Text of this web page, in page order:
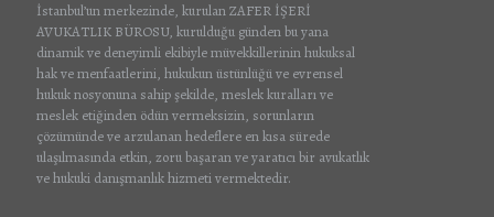
İstanbul’un merkezinde, kurulan ZAFER İŞERİ
AVUKATLIK BÜROSU, kurulduğu günden bu yana
dinamik ve deneyimli ekibiyle müvekkillerinin hukuksal
hak ve menfaatlerini, hukukun üstünlüğü ve evrensel
hukuk nosyonuna sahip şekilde, meslek kuralları ve
meslek etiğinden ödün vermeksizin, sorunların
çözümünde ve arzulanan hedeflere en kısa sürede
ulaşılmasında etkin, zoru başaran ve yaratıcı bir avukatlık
ve hukuki danışmanlık hizmeti vermektedir.